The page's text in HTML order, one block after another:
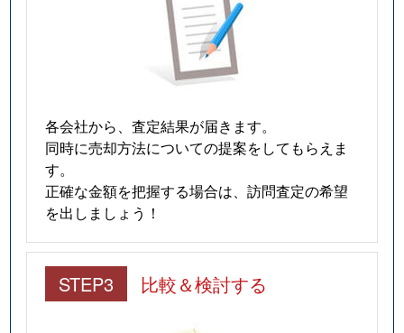
各会社から、査定結果が届きます。
同時に売却方法についての提案をしてもらえま
す。
正確な金額を把握する場合は、訪問査定の希望
を出しましょう！
STEP3 比較＆検討する